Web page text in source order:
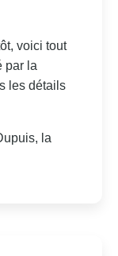
voici tout
par la
les détails
la